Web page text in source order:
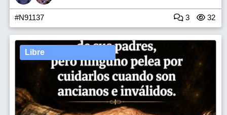
#N91137 3 32
Libre